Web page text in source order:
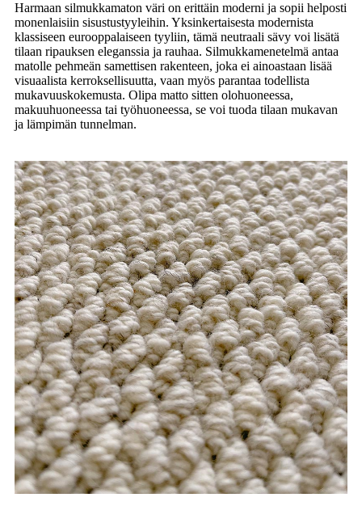
Harmaan silmukkamaton väri on erittäin moderni ja sopii helposti
monenlaisiin sisustustyyleihin. Yksinkertaisesta modernista
klassiseen eurooppalaiseen tyyliin, tämä neutraali sävy voi lisätä
tilaan ripauksen eleganssia ja rauhaa. Silmukkamenetelmä antaa
matolle pehmeän samettisen rakenteen, joka ei ainoastaan ​​lisää
visuaalista kerroksellisuutta, vaan myös parantaa todellista
mukavuuskokemusta. Olipa matto sitten olohuoneessa,
makuuhuoneessa tai työhuoneessa, se voi tuoda tilaan mukavan
ja lämpimän tunnelman.